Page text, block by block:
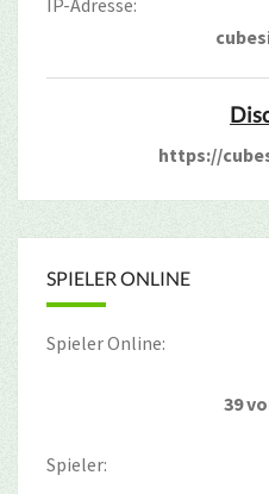
https://
SPIELER ONLINE
Spieler Online:
39
Spieler: